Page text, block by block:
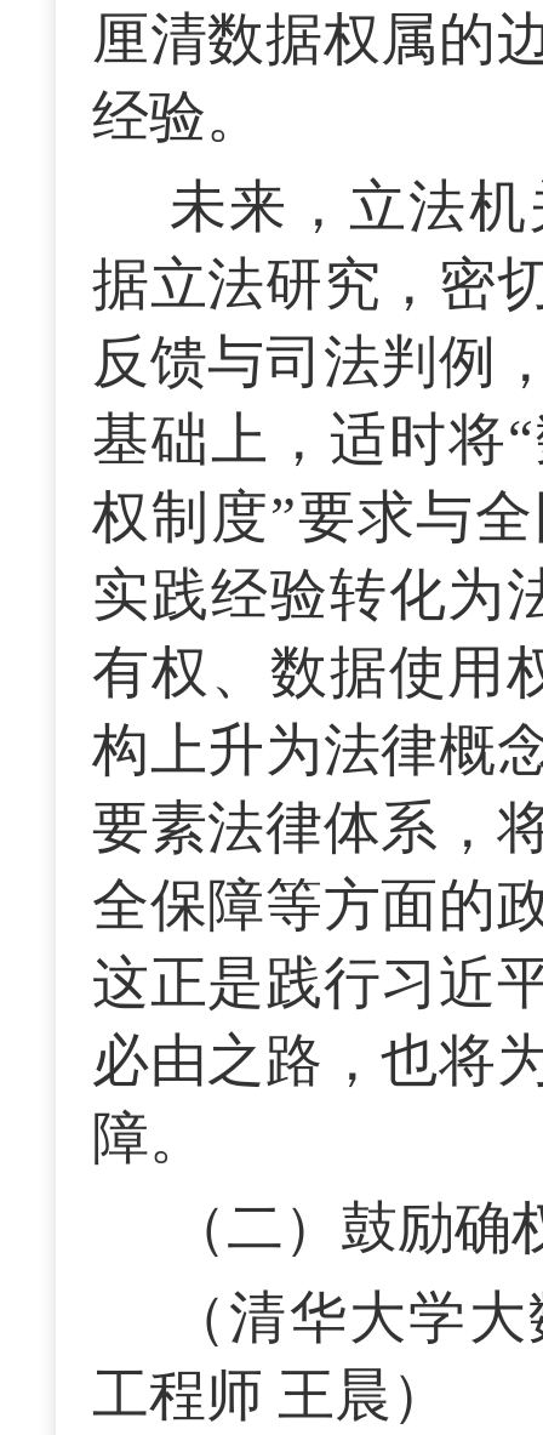
厘清数据权属的
经验。
未来，立法
据立法研究，密
反馈与司法判例
基础上，适时将
权制度”要求与
实践经验转化为
有权、数据使用
构上升为法律概
要素法律体系，
全保障等方面的
这正是践行习近
必由之路，也将
障。
（二）鼓励
（清华大学
工程师 王晨）